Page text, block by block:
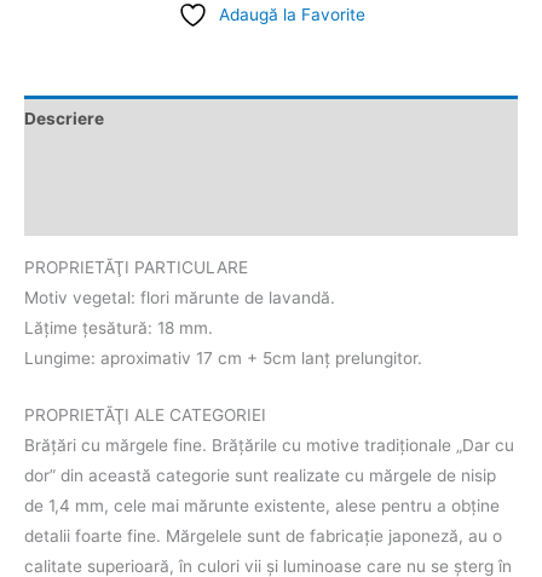
Adaugă la Favorite
Descriere
PROPRIETĂŢI PARTICULARE
Motiv vegetal: flori mărunte de lavandă.
Lățime țesătură: 18 mm.
Lungime: aproximativ 17 cm + 5cm lanț prelungitor.
PROPRIETĂŢI ALE CATEGORIEI
Brăţări cu mărgele fine. Brățările cu motive tradiţionale „Dar cu
dor” din această categorie sunt realizate cu mărgele de nisip
de 1,4 mm, cele mai mărunte existente, alese pentru a obţine
detalii foarte fine. Mărgelele sunt de fabricație japoneză, au o
calitate superioară, în culori vii şi luminoase care nu se șterg în